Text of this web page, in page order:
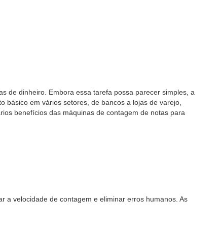
de dinheiro. Embora essa tarefa possa parecer simples, a
em vários setores, de bancos a lojas de varejo,
benefícios das máquinas de contagem de notas para
a velocidade de contagem e eliminar erros humanos. As